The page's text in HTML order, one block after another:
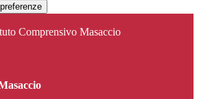
Comprensivo Masaccio